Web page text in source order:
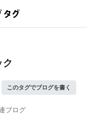
ク
このタグでブログを書く
ブログ